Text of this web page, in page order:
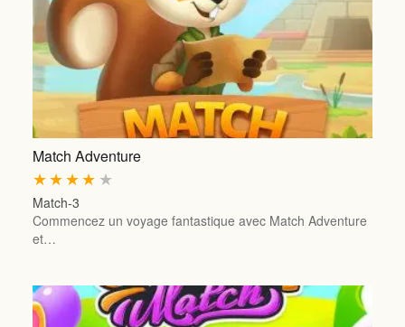
Match Adventure
★
★
★
★
★
Match-3
Commencez un voyage fantastique avec Match Adventure
et…